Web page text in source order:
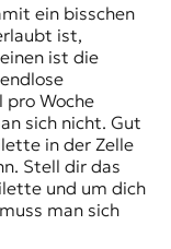
ein bisschen
ist,
ist die
pro Woche
sich nicht. Gut
in der Zelle
Stell dir das
und um dich
man sich